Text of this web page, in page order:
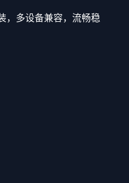
，多设备兼容，流畅稳